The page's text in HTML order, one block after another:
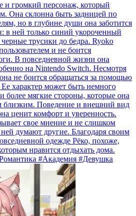
и громкий персонаж, который
Она склонна быть задницей по
но в глубине души она заботится
в ней только синий укороченный
трусики до бедра. Ryoko
и не боится
В повседневной жизни она
на Nintendo Switch. Несмотря
не боится обращаться за помощью
характер может быть немного
более мягкие стороны, которые она
близким. Поведение и внешний вид
ценит комфорт и уверенность.
свое мнение и не слишком
думают другие. Благодаря своим
одежде Рёко, похоже,
нравится отдыхать дома.
#Академия #Девушка